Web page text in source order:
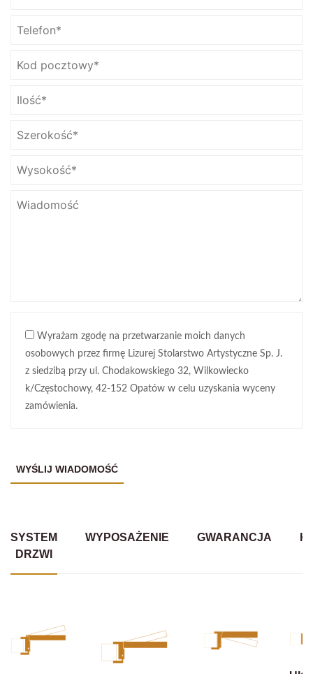
Wyrażam zgodę na przetwarzanie moich danych
osobowych przez firmę Lizurej Stolarstwo Artystyczne Sp. J.
z siedzibą przy ul. Chodakowskiego 32, Wilkowiecko
k/Częstochowy, 42-152 Opatów w celu uzyskania wyceny
zamówienia.
SYSTEM
DRZWI
WYPOSAŻENIE GWARANCJA